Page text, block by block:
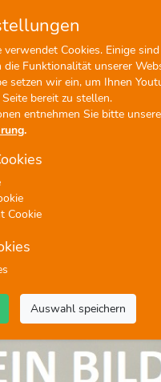
verwendet Cookies. Einige
Funktionalität unserer
setzen wir ein, um Ihnen
bereit zu stellen.
entnehmen Sie bitte
.
Cookie
Auswahl speichern
Profisuche